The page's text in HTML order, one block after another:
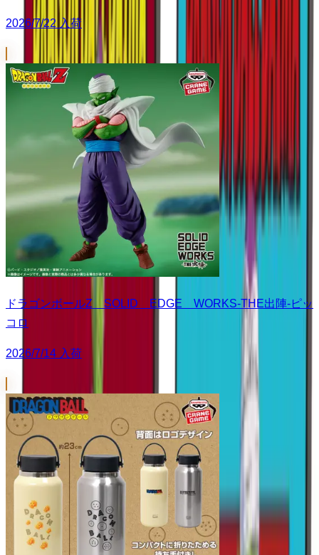
2026/7/22 入荷
ドラゴンボールZ SOLID EDGE WORKS-THE出陣-ピッ
コロ
2026/7/14 入荷